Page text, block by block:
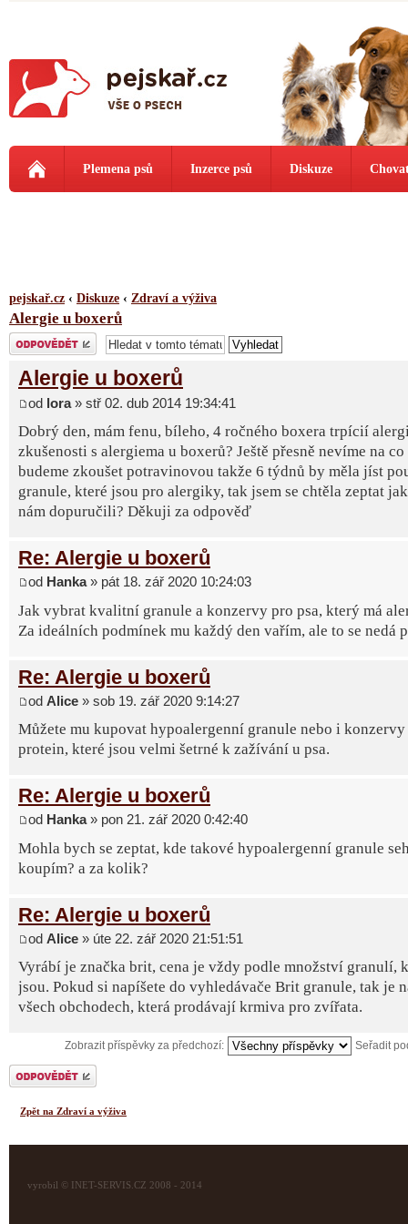
Plemena psů Inzerce psů Diskuze
pejskař.cz ‹ Diskuze ‹ Zdraví a výživa
Alergie u boxerů
Odeslat odpověď
Alergie u boxerů
od lora» stř 02. dub 2014 19:34:41
Dobrý den, mám fenu, bíleho, 4 ročného boxera trpícií
zkušenosti s alergiema u boxerů? Ještě přesně nevíme na
budeme zkoušet potravinovou takže 6 týdnů by měla jíst
granule, které jsou pro alergiky, tak jsem se chtěla zeptat
nám dopuručili? Děkuji za odpověď
Re: Alergie u boxerů
od Hanka» pát 18. zář 2020 10:24:03
Jak vybrat kvalitní granule a konzervy pro psa, který má
Za ideálních podmínek mu každý den vařím, ale to se nedá
Re: Alergie u boxerů
od Alice » sob 19. zář 2020 9:14:27
Můžete mu kupovat hypoalergenní granule nebo i
protein, které jsou velmi šetrné k zažívání u psa.
Re: Alergie u boxerů
od Hanka» pon 21. zář 2020 0:42:40
Mohla bych se zeptat, kde takové hypoalergenní granule
koupím? a za kolik?
Re: Alergie u boxerů
od Alice » úte 22. zář 2020 21:51:51
Vyrábí je značka brit, cena je vždy podle množství granulí,
jsou. Pokud si napíšete do vyhledávače Brit granule, tak je
všech obchodech, která prodávají krmiva pro zvířata.
Zobrazit příspěvky za předchozí: Seřadit
Odeslat odpověď
Zpět na Zdraví a výživa
vyrobil © INET-SERVIS.CZ 2008 - 2014